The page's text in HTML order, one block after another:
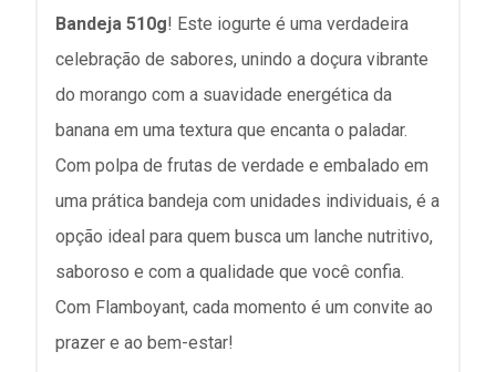
Bandeja 510g! Este iogurte é uma verdadeira
celebração de sabores, unindo a doçura vibrante
do morango com a suavidade energética da
banana em uma textura que encanta o paladar.
Com polpa de frutas de verdade e embalado em
uma prática bandeja com unidades individuais, é a
opção ideal para quem busca um lanche nutritivo,
saboroso e com a qualidade que você confia.
Com Flamboyant, cada momento é um convite ao
prazer e ao bem-estar!